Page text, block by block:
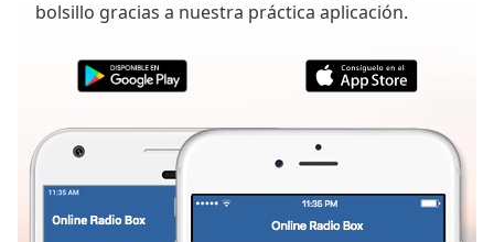
Loaded:
LIVE
live,
currently
behind
LIVE
bolsillo gracias a nuestra práctica aplicación.